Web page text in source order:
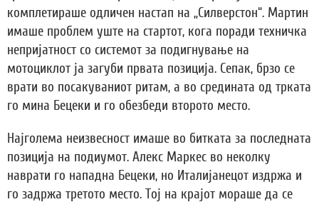
комплетираше одличен настап на „Силверстон“. Мартин
имаше проблем уште на стартот, кога поради техничка
непријатност со системот за подигнување на
мотоциклот ја загуби првата позиција. Сепак, брзо се
врати во посакуваниот ритам, а во средината од трката
го мина Бецеки и го обезбеди второто место.
Најголема неизвесност имаше во битката за последната
позиција на подиумот. Алекс Маркес во неколку
наврати го нападна Бецеки, но Италијанецот издржа и
го задржа третото место. Toj на крајот мораше да се